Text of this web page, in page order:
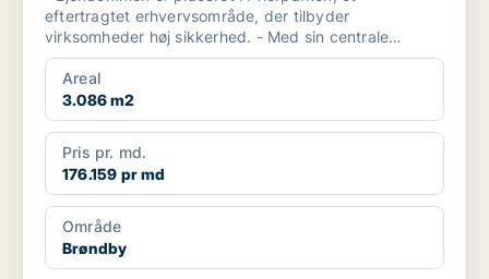
eftertragtet erhvervsområde, der tilbyder
virksomheder høj sikkerhed. - Med sin centrale
placering er lejemålet...
Areal
3.086 m2
Pris pr. md.
176.159 pr md
Område
Brøndby